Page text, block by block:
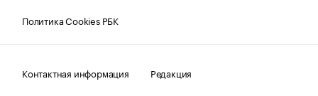
Политика Cookies РБК
Контактная информация
Редакция